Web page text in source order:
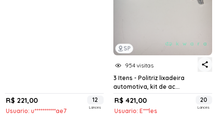
R$ 221,00
Usuario: u***********ae7
12
Lances
SP
954 visitas
3 Itens - Politriz lixadeira
automotiva, kit de ac...
R$ 421,00
Usuario: E***les
20
Lances